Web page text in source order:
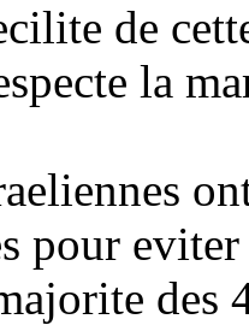
de
la
pour
des